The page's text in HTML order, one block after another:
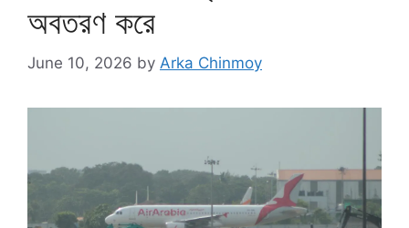
অবতরণ করে
June 10, 2026 by Arka Chinmoy